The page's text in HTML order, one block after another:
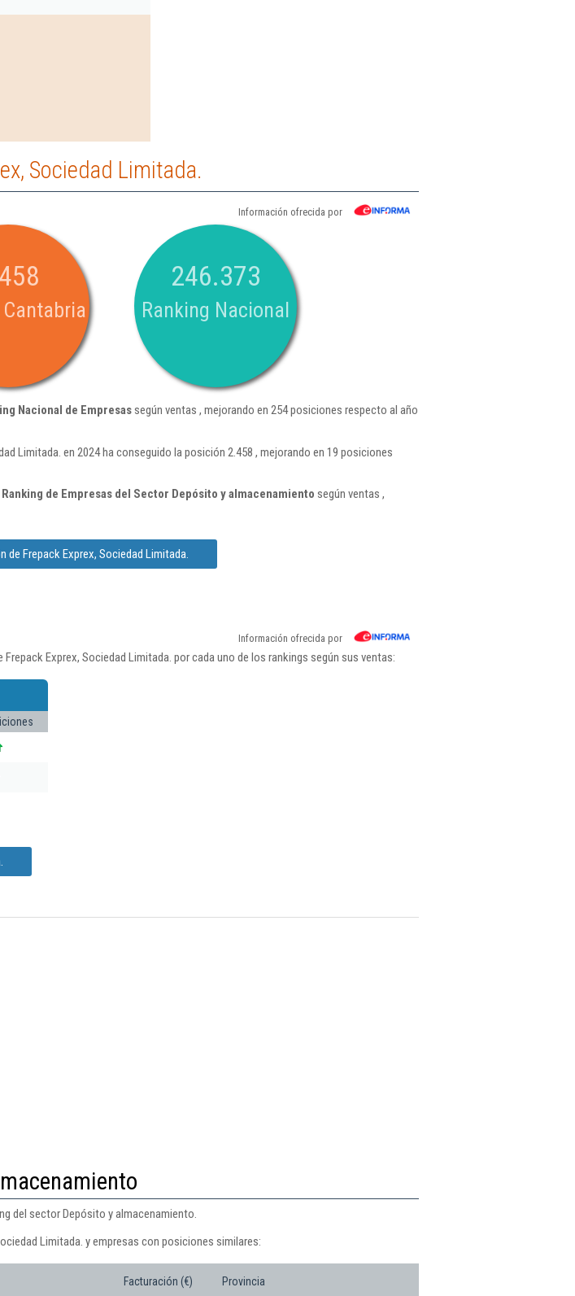
Sociedad Limitada.
Información ofrecida por
246.373
Ranking Nacional
Nacional de Empresassegún ventas , mejorando en 254 posiciones respecto al año
Limitada. en 2024 ha conseguido la posición 2.458 , mejorando en 19 posiciones
Ranking de Empresas del Sector Depósito y almacenamiento según ventas ,
de Frepack Exprex, Sociedad Limitada.
Información ofrecida por
Exprex, Sociedad Limitada. por cada uno de los rankings según sus ventas:
del sector Depósito y almacenamiento.
Limitada. y empresas con posiciones similares:
Facturación (€) Provincia